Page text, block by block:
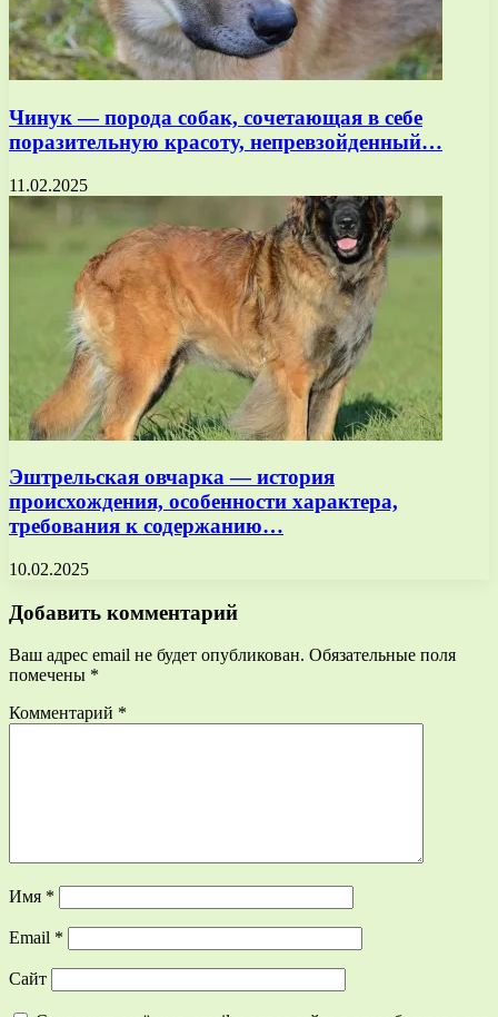
Чинук — порода собак, сочетающая в себе
поразительную красоту, непревзойденный…
11.02.2025
Эштрельская овчарка — история
происхождения, особенности характера,
требования к содержанию…
10.02.2025
Добавить комментарий
Ваш адрес email не будет опубликован. Обязательные поля
помечены *
Комментарий *
Имя *
Email *
Сайт